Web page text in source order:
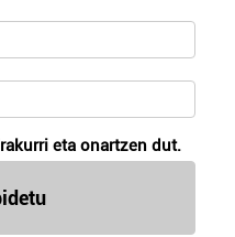
eta onartzen dut.